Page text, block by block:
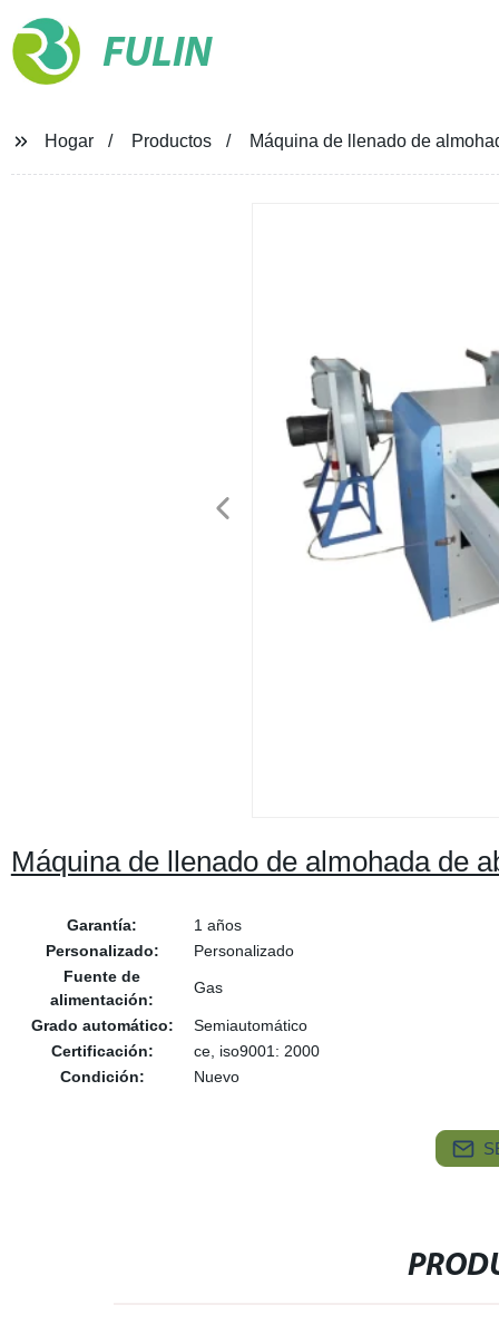
FULIN
Hogar Productos Máquina de llenado de
Máquina de llenado de almohada de
Garantía:
1 años
Personalizado:
Personalizado
Fuente de
alimentación:
Gas
Grado automático:
Semiautomático
Certificación:
ce, iso9001: 2000
Condición:
Nuevo